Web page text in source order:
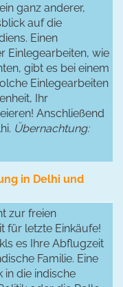
ganz anderer,
auf die
Einen
Einlegearbeiten, wie
gibt es bei einem
Einlegearbeiten
Ihr
Anschließend
Übernachtung:
in Delhi und
zur freien
für letzte Einkäufe!
es Ihre Abflugzeit
Familie. Eine
in die indische